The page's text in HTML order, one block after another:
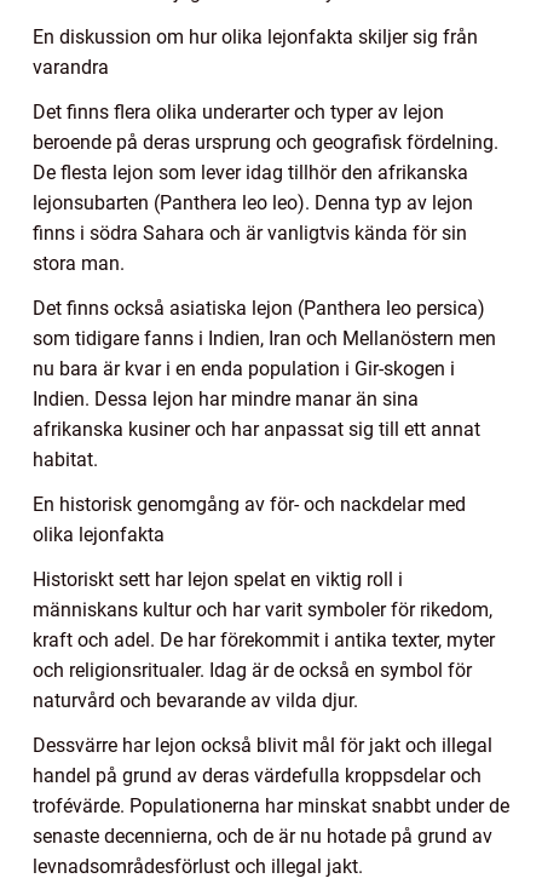
En diskussion om hur olika lejonfakta skiljer sig från
varandra
Det finns flera olika underarter och typer av lejon
beroende på deras ursprung och geografisk fördelning.
De flesta lejon som lever idag tillhör den afrikanska
lejonsubarten (Panthera leo leo). Denna typ av lejon
finns i södra Sahara och är vanligtvis kända för sin
stora man.
Det finns också asiatiska lejon (Panthera leo persica)
som tidigare fanns i Indien, Iran och Mellanöstern men
nu bara är kvar i en enda population i Gir-skogen i
Indien. Dessa lejon har mindre manar än sina
afrikanska kusiner och har anpassat sig till ett annat
habitat.
En historisk genomgång av för- och nackdelar med
olika lejonfakta
Historiskt sett har lejon spelat en viktig roll i
människans kultur och har varit symboler för rikedom,
kraft och adel. De har förekommit i antika texter, myter
och religionsritualer. Idag är de också en symbol för
naturvård och bevarande av vilda djur.
Dessvärre har lejon också blivit mål för jakt och illegal
handel på grund av deras värdefulla kroppsdelar och
trofévärde. Populationerna har minskat snabbt under de
senaste decennierna, och de är nu hotade på grund av
levnadsområdesförlust och illegal jakt.